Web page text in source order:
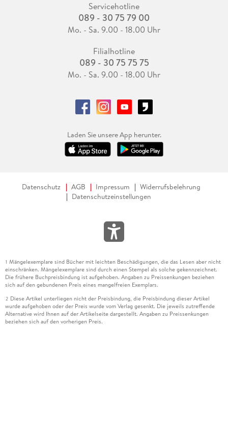
Servicehotline
089 - 30 75 79 00
Mo. - Sa. 9.00 - 18.00 Uhr
Filialhotline
089 - 30 75 75 75
Mo. - Sa. 9.00 - 18.00 Uhr
Laden Sie unsere App herunter.
Datenschutz AGB Impressum
Widerrufsbelehrung
Datenschutzeinstellungen
1 Mängelexemplare sind Bücher mit leichten Beschädigungen, die das Lesen aber nicht
einschränken. Mängelexemplare sind durch einen Stempel als solche gekennzeichnet.
Die frühere Buchpreisbindung ist aufgehoben. Angaben zu Preissenkungen beziehen
sich auf den gebundenen Preis eines mangelfreien Exemplars.
2 Diese Artikel unterliegen nicht der Preisbindung, die Preisbindung dieser Artikel
wurde aufgehoben oder der Preis wurde vom Verlag gesenkt. Die jeweils zutreffende
Alternative wird Ihnen auf der Artikelseite dargestellt. Angaben zu Preissenkungen
beziehen sich auf den vorherigen Preis.